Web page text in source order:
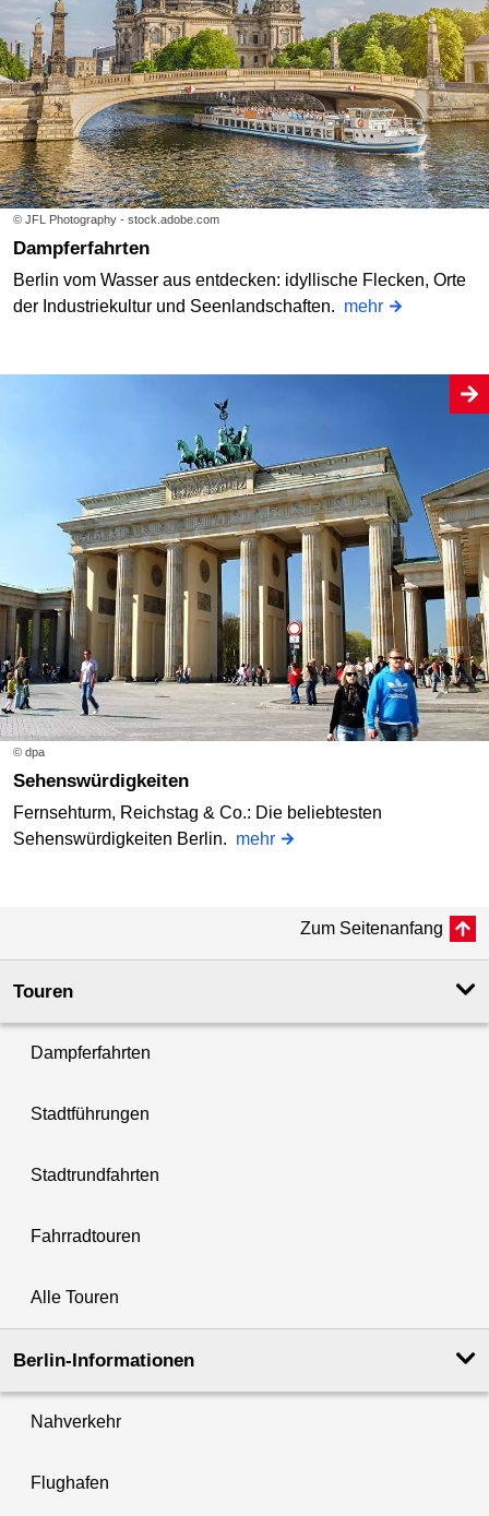
© JFL Photography - stock.adobe.com
Dampferfahrten
Berlin vom Wasser aus entdecken: idyllische Flecken, Orte
der Industriekultur und Seenlandschaften. mehr
© dpa
Sehenswürdigkeiten
Fernsehturm, Reichstag & Co.: Die beliebtesten
Sehenswürdigkeiten Berlin. mehr
Zum Seitenanfang
Touren
Dampferfahrten
Stadtführungen
Stadtrundfahrten
Fahrradtouren
Alle Touren
Berlin-Informationen
Nahverkehr
Flughafen